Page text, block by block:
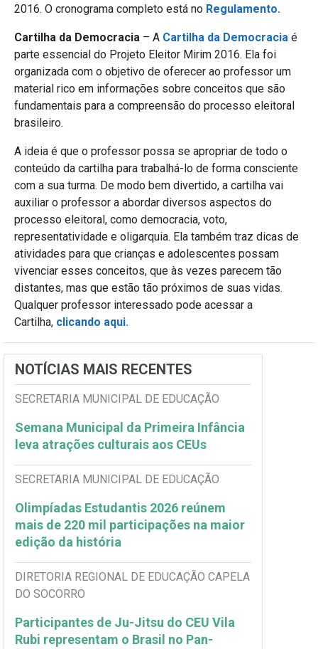
2016. O cronograma completo está no Regulamento.
Cartilha da Democracia – A Cartilha da Democracia é
parte essencial do Projeto Eleitor Mirim 2016. Ela foi
organizada com o objetivo de oferecer ao professor um
material rico em informações sobre conceitos que são
fundamentais para a compreensão do processo eleitoral
brasileiro.
A ideia é que o professor possa se apropriar de todo o
conteúdo da cartilha para trabalhá-lo de forma consciente
com a sua turma. De modo bem divertido, a cartilha vai
auxiliar o professor a abordar diversos aspectos do
processo eleitoral, como democracia, voto,
representatividade e oligarquia. Ela também traz dicas de
atividades para que crianças e adolescentes possam
vivenciar esses conceitos, que às vezes parecem tão
distantes, mas que estão tão próximos de suas vidas.
Qualquer professor interessado pode acessar a
Cartilha, clicando aqui.
NOTÍCIAS MAIS RECENTES
SECRETARIA MUNICIPAL DE EDUCAÇÃO
Semana Municipal da Primeira Infância
leva atrações culturais aos CEUs
SECRETARIA MUNICIPAL DE EDUCAÇÃO
Olimpíadas Estudantis 2026 reúnem
mais de 220 mil participações na maior
edição da história
DIRETORIA REGIONAL DE EDUCAÇÃO CAPELA
DO SOCORRO
Participantes de Ju-Jitsu do CEU Vila
Rubi representam o Brasil no Pan-